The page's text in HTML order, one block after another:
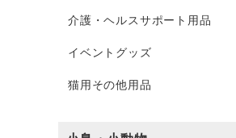
介護・ヘルスサポート用品
イベントグッズ
猫用その他用品